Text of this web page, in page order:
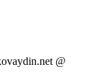
@